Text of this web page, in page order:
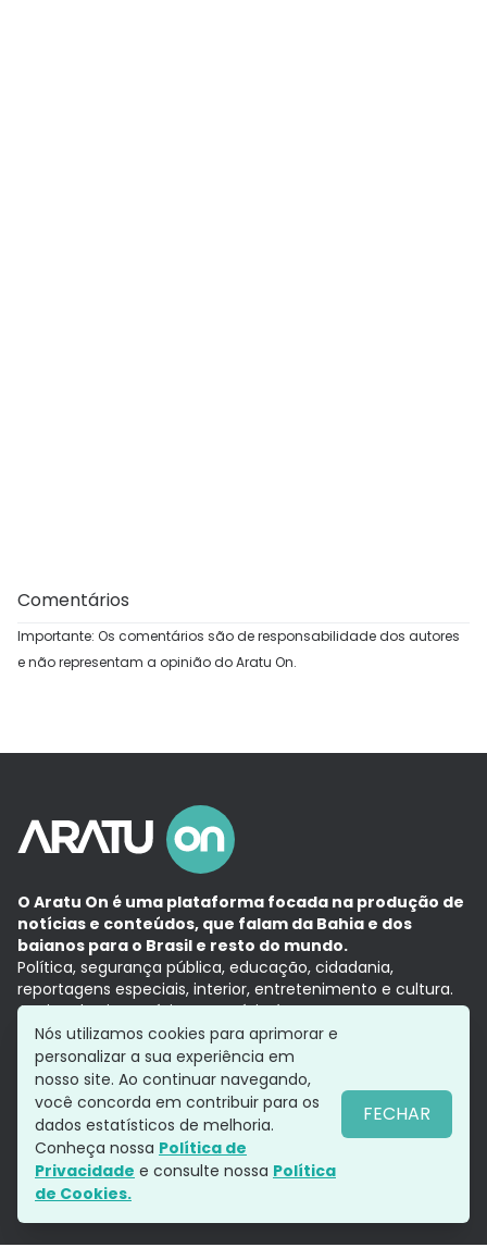
Comentários
Importante: Os comentários são de responsabilidade dos autores
e não representam a opinião do Aratu On.
O Aratu On é uma plataforma focada na produção de
notícias e conteúdos, que falam da Bahia e dos
baianos para o Brasil e resto do mundo.
Política, segurança pública, educação, cidadania,
reportagens especiais, interior, entretenimento e cultura.
Aqui, tudo vira notícia e a notícia é no tempo presente,
com a credibilidade do Grupo Aratu.
Grupo Aratu
Política de privacidade
Siga-nos
Nós utilizamos cookies para aprimorar e
personalizar a sua experiência em
nosso site. Ao continuar navegando,
você concorda em contribuir para os
dados estatísticos de melhoria.
Conheça nossa Política de
Privacidade e consulte nossa Política
de Cookies.
FECHAR